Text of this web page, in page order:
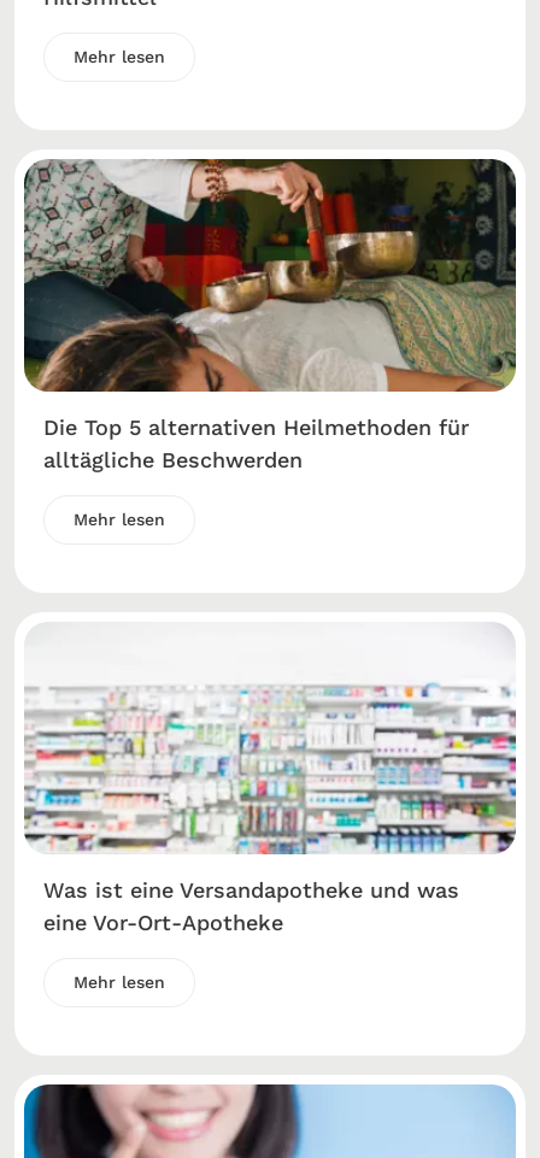
Mehr lesen
Die Top 5 alternativen Heilmethoden für
alltägliche Beschwerden
Mehr lesen
Was ist eine Versandapotheke und was
eine Vor-Ort-Apotheke
Mehr lesen